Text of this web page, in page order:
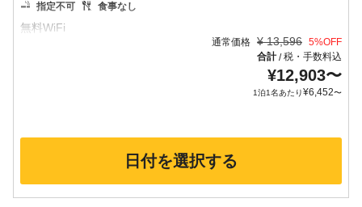
指定不可 食事なし
通常価格 ¥ 13,596 5%OFF
合計/税・手数料込
¥12,903〜
1泊1名あたり¥6,452〜
日付を選択する